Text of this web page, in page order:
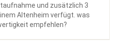
und zusätzlich 3
Altenheim verfügt. was
empfehlen?